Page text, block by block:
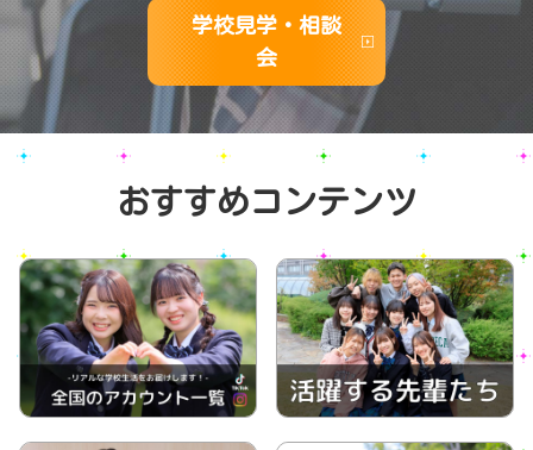
学校見学・相談
会
おすすめコンテンツ